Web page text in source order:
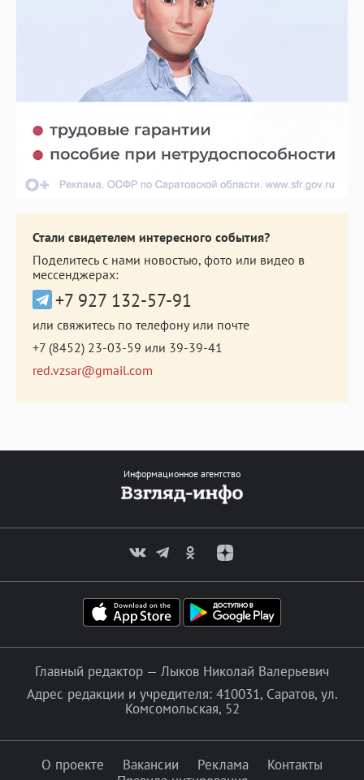
Стали свидетелем интересного события?
Поделитесь с нами новостью, фото или видео в
мессенджерах:
+7 927 132-57-91
или свяжитесь по телефону или почте
+7 (8452) 23-03-59 или 39-39-41
red.vzsar@gmail.com
Информационное агентство
Главный редактор — Лыков Николай Валерьевич
Адрес редакции и учредителя: 410031, Саратов, ул.
Комсомольская, 52
О проекте Вакансии Реклама
Контакты